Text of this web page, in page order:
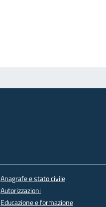
Anagrafe e stato civile
Autorizzazioni
Educazione e formazione